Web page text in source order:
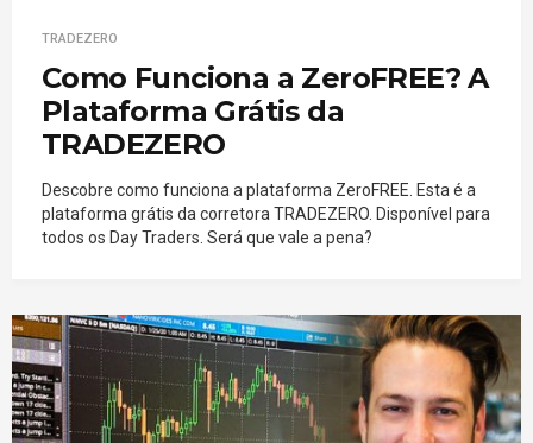
TRADEZERO
Como Funciona a ZeroFREE? A
Plataforma Grátis da
TRADEZERO
Descobre como funciona a plataforma ZeroFREE. Esta é a
plataforma grátis da corretora TRADEZERO. Disponível para
todos os Day Traders. Será que vale a pena?